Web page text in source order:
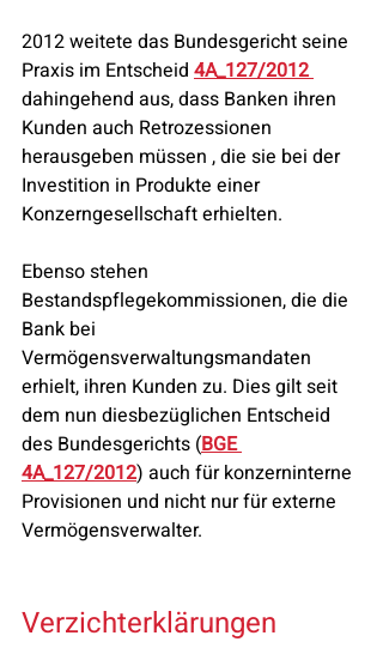
2012 weitete das Bundesgericht seine
Praxis im Entscheid 4A_127/2012
dahingehend aus, dass Banken ihren
Kunden auch Retrozessionen
herausgeben müssen , die sie bei der
Investition in Produkte einer
Konzerngesellschaft erhielten.
Ebenso stehen
Bestandspflegekommissionen, die die
Bank bei
Vermögensverwaltungsmandaten
erhielt, ihren Kunden zu. Dies gilt seit
dem nun diesbezüglichen Entscheid
des Bundesgerichts (BGE
4A_127/2012) auch für konzerninterne
Provisionen und nicht nur für externe
Vermögensverwalter.
Verzichterklärungen